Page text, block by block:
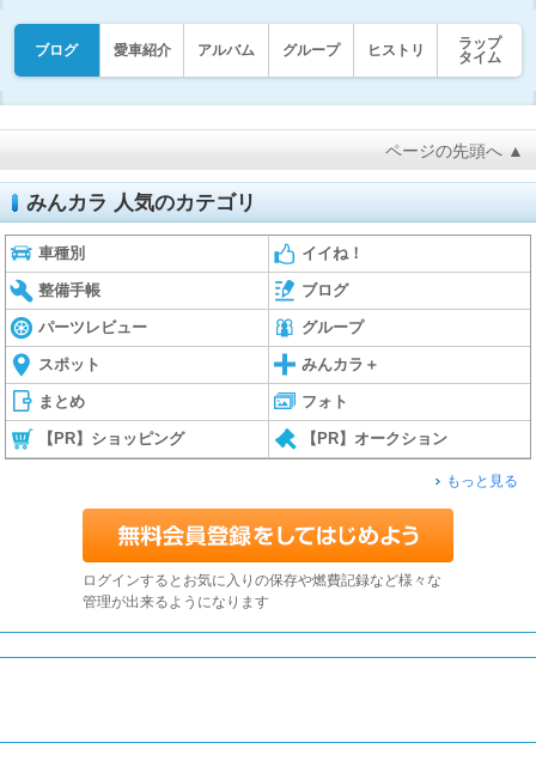
ブログ 愛車紹介 アルバム グループ ヒストリ
ラップ
タイム
ページの先頭へ ▲
みんカラ 人気のカテゴリ
車種別 イイね！
整備手帳 ブログ
パーツレビュー グループ
スポット みんカラ＋
まとめ フォト
【PR】ショッピング 【PR】オークション
もっと見る
ログインするとお気に入りの保存や燃費記録など様々な
管理が出来るようになります